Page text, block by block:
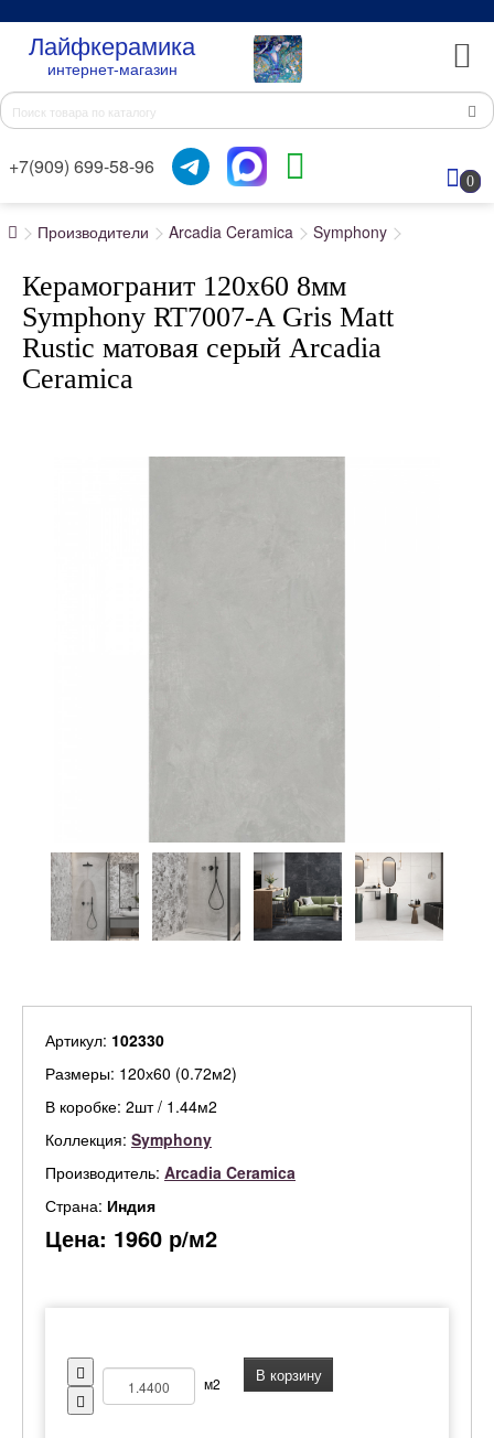
Лайфкерамика
интернет-магазин
+7(909) 699-58-96
0
Производители Arcadia Ceramica Symphony
Керамогранит 120x60 8мм
Symphony RT7007-A Gris Matt
Rustic матовая серый Arcadia
Ceramica
Артикул: 102330
Размеры: 120х60 (0.72м2)
В коробке: 2шт / 1.44м2
Коллекция: Symphony
Производитель: Arcadia Ceramica
Страна: Индия
Цена: 1960 р/м2
м2 В корзину